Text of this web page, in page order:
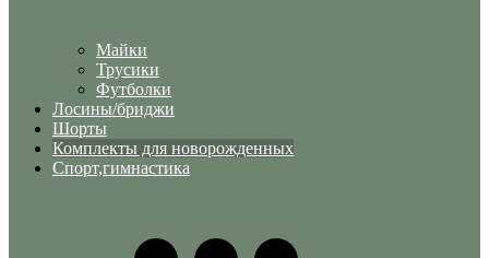
Майки
Трусики
Футболки
Лосины/бриджи
Шорты
Комплекты для новорожденных
Спорт,гимнастика